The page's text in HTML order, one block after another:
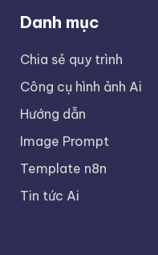
Danh mục
Chia sẻ quy trình
Công cụ hình ảnh Ai
Hướng dẫn
Image Prompt
Template n8n
Tin tức Ai